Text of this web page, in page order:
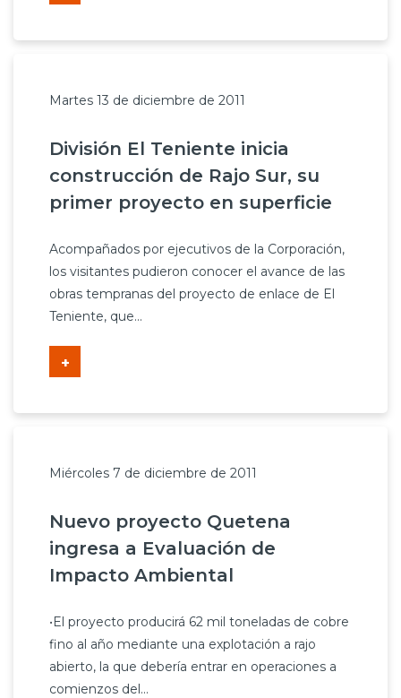
Martes 13 de diciembre de 2011
División El Teniente inicia
construcción de Rajo Sur, su
primer proyecto en superficie
Acompañados por ejecutivos de la Corporación,
los visitantes pudieron conocer el avance de las
obras tempranas del proyecto de enlace de El
Teniente, que...
+
Miércoles 7 de diciembre de 2011
Nuevo proyecto Quetena
ingresa a Evaluación de
Impacto Ambiental
•El proyecto producirá 62 mil toneladas de cobre
fino al año mediante una explotación a rajo
abierto, la que debería entrar en operaciones a
comienzos del...